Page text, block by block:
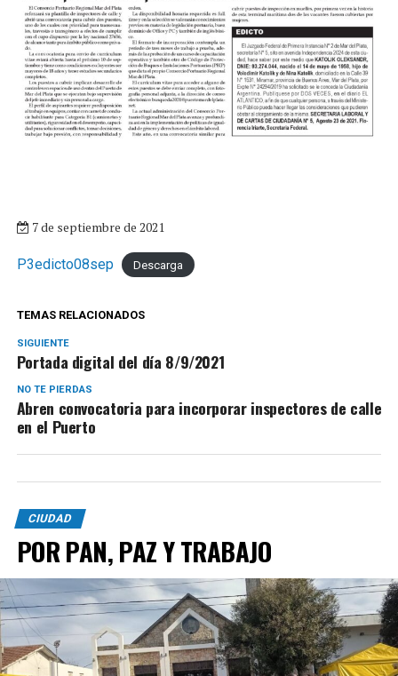
7 de septiembre de 2021
P3edicto08sep Descarga
TEMAS RELACIONADOS
SIGUIENTE
Portada digital del día 8/9/2021
NO TE PIERDAS
Abren convocatoria para incorporar inspectores de calle
en el Puerto
CIUDAD
POR PAN, PAZ Y TRABAJO